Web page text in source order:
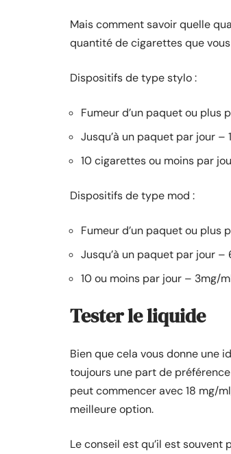
Mais comment savoir quelle
quantité de cigarettes que
Dispositifs de type stylo :
Fumeur d’un paquet ou plus
Jusqu’à un paquet par jour –
10 cigarettes ou moins par
Dispositifs de type mod :
Fumeur d’un paquet ou plus
Jusqu’à un paquet par jour –
10 ou moins par jour – 3mg/
Tester le liquide
Bien que cela vous donne une
toujours une part de
peut commencer avec 18 mg/
meilleure option.
Le conseil est qu’il est